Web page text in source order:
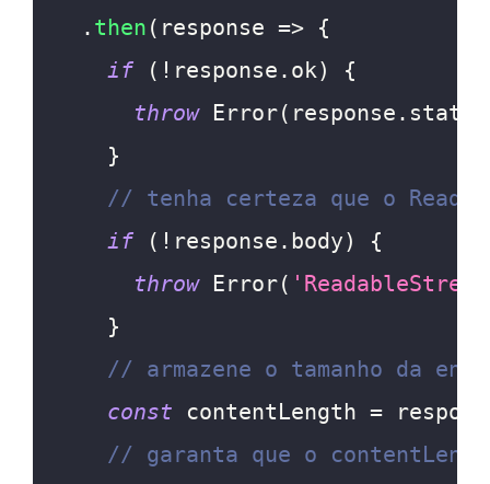
. then ( response =>
{
if
( ! response . ok)
{
throw
Error( response . status
}
// tenha certeza que o
if
( ! response . body)
{
throw
Error(
}
// armazene o tamanho da
const contentLength =
// garanta que o